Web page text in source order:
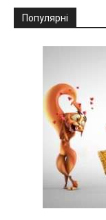
Популярні